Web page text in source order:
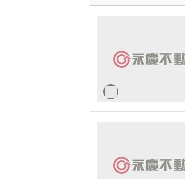
台中市-西屯區
台中市-南區
台中市-大里區
台中市-烏日區
透天別墅
有無障礙空間